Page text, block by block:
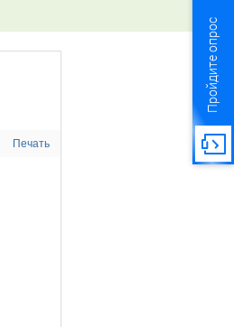
Печать
Пройдите опрос